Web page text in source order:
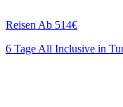
Reisen Ab 514€
6 Tage All Inclusive in